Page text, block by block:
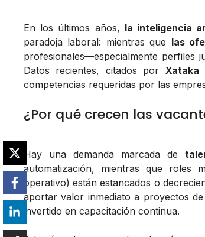
En los últimos años, la inteligencia
paradoja laboral: mientras que las
profesionales—especialmente perfiles
Datos recientes, citados por Xataka
competencias requeridas por las
¿Por qué crecen las
Hay una demanda marcada de
automatización, mientras que roles
operativo) están estancados o
aportar valor inmediato a proyectos
invertido en capacitación continua.